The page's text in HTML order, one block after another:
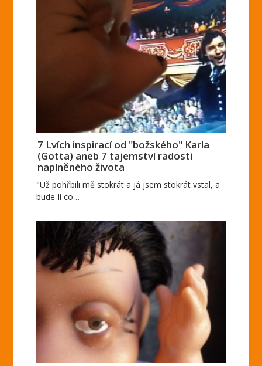
7 Lvích inspirací od "božského" Karla
(Gotta) aneb 7 tajemství radosti
naplněného života
"Už pohřbili mě stokrát a já jsem stokrát vstal, a
bude-li co…